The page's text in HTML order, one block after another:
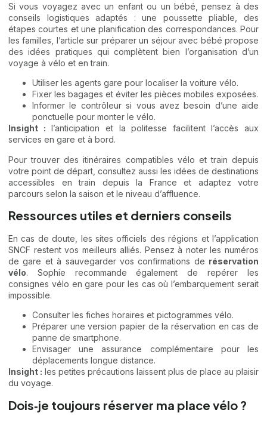
Si vous voyagez avec un enfant ou un bébé, pensez à des
conseils logistiques adaptés : une poussette pliable, des
étapes courtes et une planification des correspondances. Pour
les familles, l’article sur préparer un séjour avec bébé propose
des idées pratiques qui complètent bien l’organisation d’un
voyage à vélo et en train.
Utiliser les agents gare pour localiser la voiture vélo.
Fixer les bagages et éviter les pièces mobiles exposées.
Informer le contrôleur si vous avez besoin d’une aide
ponctuelle pour monter le vélo.
Insight : l’anticipation et la politesse facilitent l’accès aux
services en gare et à bord.
Pour trouver des itinéraires compatibles vélo et train depuis
votre point de départ, consultez aussi les idées de destinations
accessibles en train depuis la France et adaptez votre
parcours selon la saison et le niveau d’affluence.
Ressources utiles et derniers conseils
En cas de doute, les sites officiels des régions et l’application
SNCF restent vos meilleurs alliés. Pensez à noter les numéros
de gare et à sauvegarder vos confirmations de réservation
vélo. Sophie recommande également de repérer les
consignes vélo en gare pour les cas où l’embarquement serait
impossible.
Consulter les fiches horaires et pictogrammes vélo.
Préparer une version papier de la réservation en cas de
panne de smartphone.
Envisager une assurance complémentaire pour les
déplacements longue distance.
Insight : les petites précautions laissent plus de place au plaisir
du voyage.
Dois‑je toujours réserver ma place vélo ?